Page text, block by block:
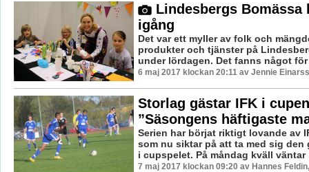
Lindesbergs Bomässa
igång
Det var ett myller av folk och
produkter och tjänster på
under lördagen. Det fanns något
6 maj 2017 klockan 20:11 av Jennie
Storlag gästar IFK i
”Säsongens häftigaste
Serien har börjat riktigt lovande av
som nu siktar på att ta med sig den
i cupspelet. På måndag kväll väntar
7 maj 2017 klockan 09:20 av Hannes